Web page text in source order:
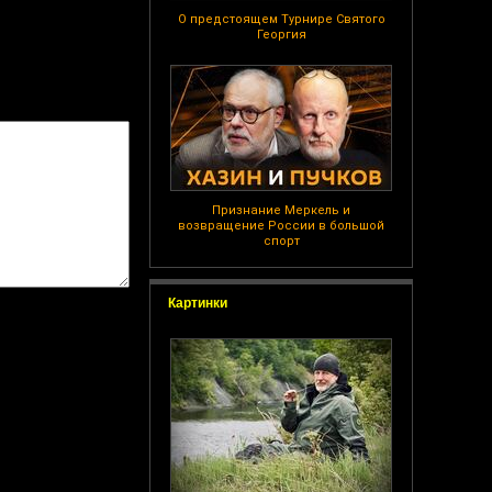
О предстоящем Турнире Святого
Георгия
Признание Меркель и
возвращение России в большой
спорт
Картинки